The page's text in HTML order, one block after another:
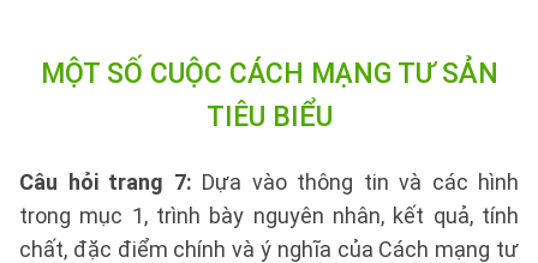
MỘT SỐ CUỘC CÁCH MẠNG TƯ SẢN
TIÊU BIỂU
Câu hỏi trang 7: Dựa vào thông tin và các hình
trong mục 1, trình bày nguyên nhân, kết quả, tính
chất, đặc điểm chính và ý nghĩa của Cách mạng tư